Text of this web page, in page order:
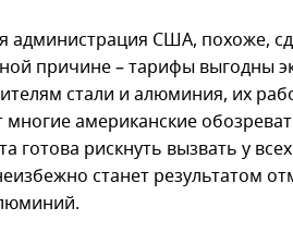
администрация США, похоже,
причине – тарифы выгодны
стали и алюминия, их
американские
готова рискнуть вызвать у
станет результатом